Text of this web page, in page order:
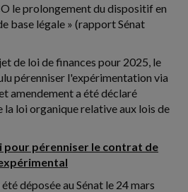
le prolongement du dispositif en
base légale » (rapport Sénat
de loi de finances pour 2025, le
pérenniser l'expérimentation via
amendement a été déclaré
la loi organique relative aux lois de
pour pérenniser le contrat de
déposée au Sénat le 24 mars